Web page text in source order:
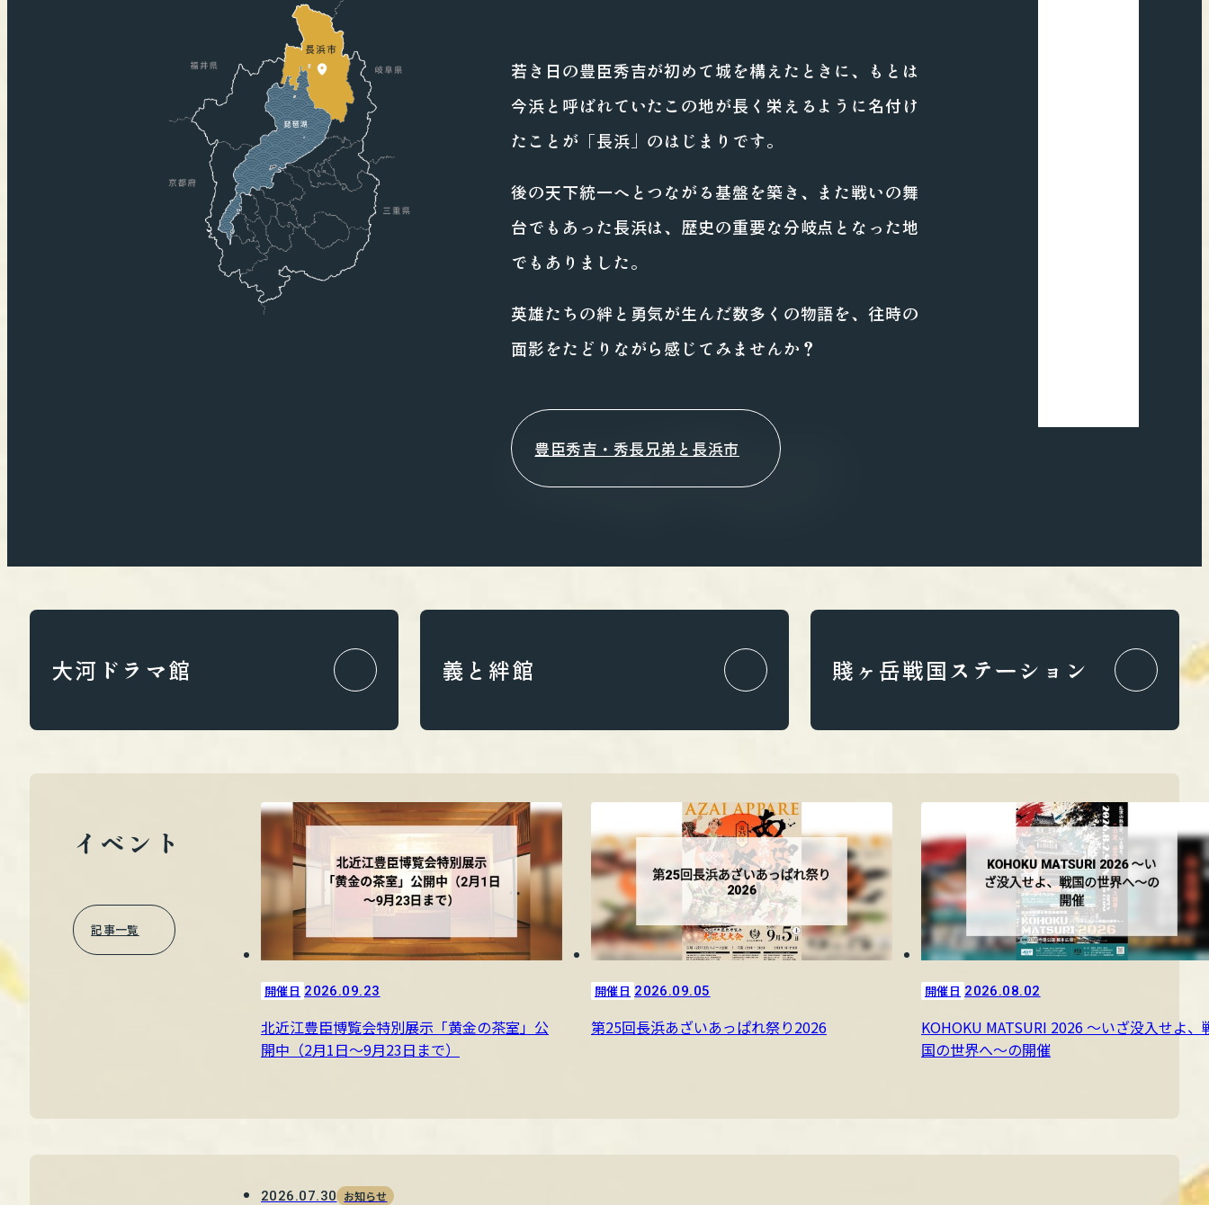
若き日の豊臣秀吉が初めて城を構えたときに、もとは
今浜と呼ばれていたこの地が長く栄えるように名付け
たことが「長浜」のはじまりです。
後の天下統一へとつながる基盤を築き、また戦いの舞
台でもあった長浜は、歴史の重要な分岐点となった地
でもありました。
英雄たちの絆と勇気が生んだ数多くの物語を、往時の
面影をたどりながら感じてみませんか？
豊臣秀吉・秀長兄弟と長浜市
大河ドラマ館 義と絆館 賤ヶ岳戦国ステーション
イベント
開催日 2026.09.23
北近江豊臣博覧会特別展示「黄金の茶室」公
開中（2月1日～9月23日まで）
開催日 2026.09.05
第25回長浜あざいあっぱれ祭り2026
開催日 2026.08.02
KOHOKU MATSURI 2026 〜いざ没入せよ、
国の世界へ〜の開催
記事一覧
2026.07.30 お知らせ